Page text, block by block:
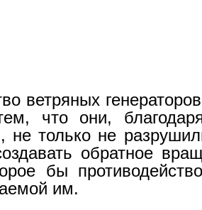
ветряных
что они,
не только не
обратное
бы
им.